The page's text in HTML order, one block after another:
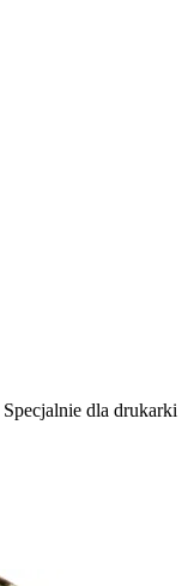
Specjalnie dla drukarki